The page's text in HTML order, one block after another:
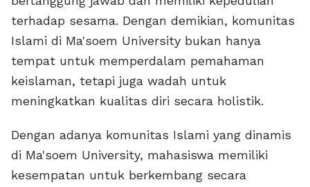
terhadap sesama. Dengan demikian, komunitas
Islami di Ma'soem University bukan hanya
tempat untuk memperdalam pemahaman
keislaman, tetapi juga wadah untuk
meningkatkan kualitas diri secara holistik.
Dengan adanya komunitas Islami yang dinamis
di Ma'soem University, mahasiswa memiliki
kesempatan untuk berkembang secara